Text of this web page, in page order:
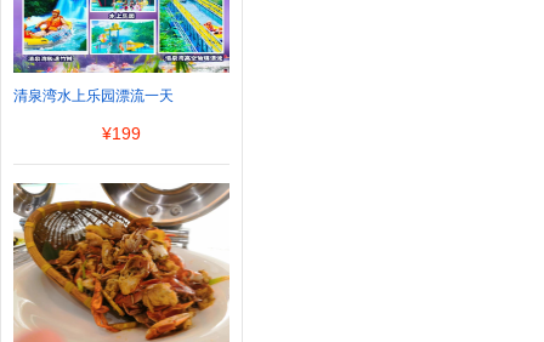
清泉湾水上乐园漂流一天
¥199